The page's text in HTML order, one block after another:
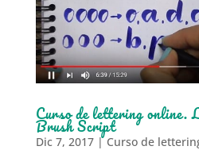
Curso de lettering online.
Brush Script
Dic 7, 2017| Curso de